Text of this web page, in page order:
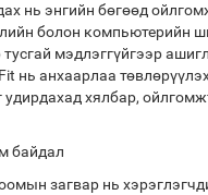
нь энгийн бөгөөд
болон компьютерийн
мэдлэггүйгээр
нь анхаарлаа
удирдахад хялбар,
байдал
загвар нь